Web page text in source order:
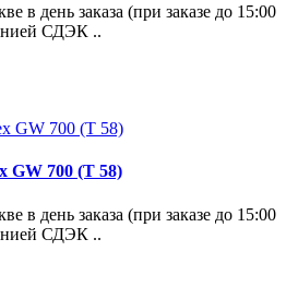
в день заказа (при заказе до 15:00
СДЭК ..
GW 700 (T 58)
в день заказа (при заказе до 15:00
СДЭК ..